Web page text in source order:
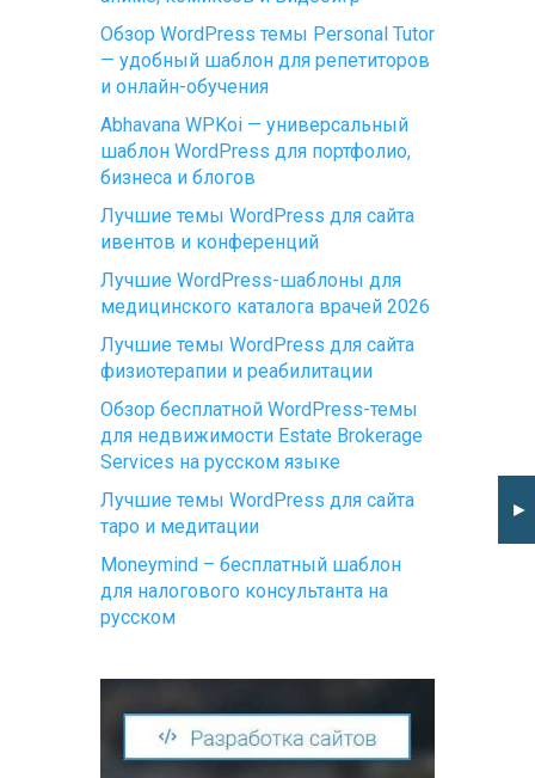
Обзор WordPress темы Personal Tutor
— удобный шаблон для репетиторов
и онлайн-обучения
Abhavana WPKoi — универсальный
шаблон WordPress для портфолио,
бизнеса и блогов
Лучшие темы WordPress для сайта
ивентов и конференций
Лучшие WordPress-шаблоны для
медицинского каталога врачей 2026
Лучшие темы WordPress для сайта
физиотерапии и реабилитации
Обзор бесплатной WordPress-темы
для недвижимости Estate Brokerage
Services на русском языке
Лучшие темы WordPress для сайта
таро и медитации
Moneymind – бесплатный шаблон
для налогового консультанта на
русском
►